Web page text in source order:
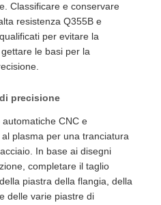
Classificare e conservare
resistenza Q355B e
per evitare la
le basi per la
precisione
CNC e
plasma per una tranciatura
In base ai disegni
completare il taglio
piastra della flangia, della
delle varie piastre di